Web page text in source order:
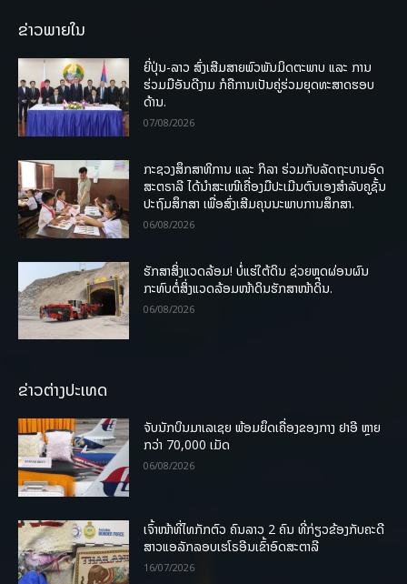
ຂ່າວພາຍໃນ
ຍີ່ປຸ່ນ-ລາວ ສົ່ງເສີມສາຍພົວພັນມິດຕະພາບ ແລະ ການ
ຮ່ວມມືອັນດີງາມ ກໍຄືການເປັນຄູ່ຮ່ວມຍຸດທະສາດຮອບ
ດ້ານ.
07/08/2026
ກະຊວງສຶກສາທິການ ແລະ ກິລາ ຮ່ວມກັບລັດຖະບານອົດ
ສະຕຣາລີ ໄດ້ນຳສະເໜີເຄື່ອງມືປະເມີນຕົນເອງສຳລັບຄູຊັ້ນ
ປະຖົມສຶກສາ ເພື່ອສົ່ງເສີມຄຸນນະພາບການສຶກສາ.
06/08/2026
ຮັກສາສິ່ງແວດລ້ອມ! ບໍ່ແຮ່ໃຕ້ດິນ ຊ່ວຍຫຼຸດຜ່ອນຜົນ
ກະທົບຕໍ່ສິ່ງແວດລ້ອມໜ້າດິນຮັກສາໜ້າດິນ.
06/08/2026
ຂ່າວຕ່າງປະເທດ
ຈັບນັກບິນມາເລເຊຍ ພ້ອມຍຶດເຄື່ອງຂອງກາງ ຢາອີ ຫຼາຍ
ກວ່າ 70,000 ເມັດ
06/08/2026
ເຈົ້າໜ້າທີ່ໄທກັກຕົວ ຄົນລາວ 2 ຄົນ ທີ່ກ່ຽວຂ້ອງກັບຄະດີ
ສາວແອລັກລອບເຮໂຣອີນເຂົ້າອົດສະຕາລີ
16/07/2026